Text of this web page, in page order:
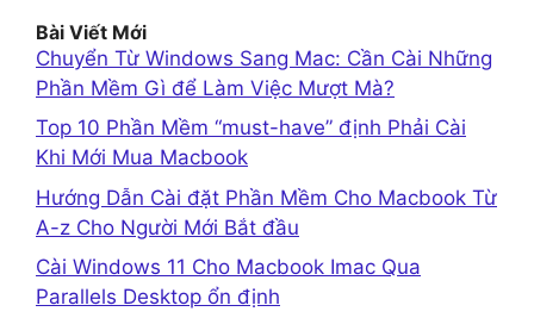
Bài Viết Mới
Chuyển Từ Windows Sang Mac: Cần Cài Những
Phần Mềm Gì để Làm Việc Mượt Mà?
Top 10 Phần Mềm “must-have” định Phải Cài
Khi Mới Mua Macbook
Hướng Dẫn Cài đặt Phần Mềm Cho Macbook Từ
A-z Cho Người Mới Bắt đầu
Cài Windows 11 Cho Macbook Imac Qua
Parallels Desktop ổn định